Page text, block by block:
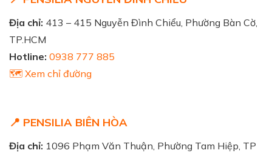
Địa chỉ: 413 – 415 Nguyễn Đình Chiểu, Phường Bàn Cờ,
TP.HCM
Hotline: 0938 777 885
🗺️ Xem chỉ đường
📍 PENSILIA BIÊN HÒA
Địa chỉ: 1096 Phạm Văn Thuận, Phường Tam Hiệp, TP